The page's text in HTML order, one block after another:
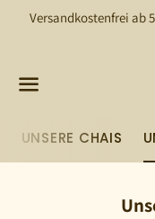
Versandkostenfrei ab
UNSERE CHAIS